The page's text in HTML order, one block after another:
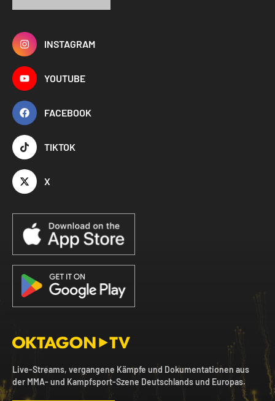
INSTAGRAM
YOUTUBE
FACEBOOK
TIKTOK
X
Live-Streams, vergangene Kämpfe und Dokumentationen aus
der MMA- und Kampfsport-Szene Deutschlands und Europas.